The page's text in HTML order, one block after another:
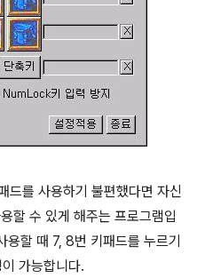
드를 사용하기 불편했다면 자신
할 수 있게 해주는 프로그램입
할 때 7, 8번 키패드를 누르기
가능합니다.